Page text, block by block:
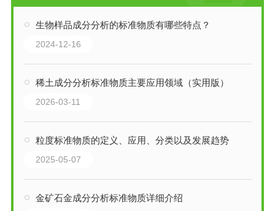
生物样品成分分析的标准物质有哪些特点？
2024-12-16
稀土成分分析标准物质主要应用领域（实用版）
2026-03-11
粒度标准物质的定义、应用、分类以及发展趋势
2025-05-07
金矿石金成分分析标准物质详细介绍